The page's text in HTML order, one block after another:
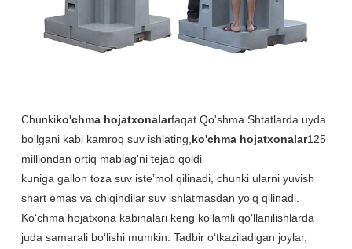
Chunkiko'chma hojatxonalarfaqat Qo'shma Shtatlarda uyda
bo'lgani kabi kamroq suv ishlating, ko'chma hojatxonalar125
milliondan ortiq mablag'ni tejab qoldi
kuniga gallon toza suv isteʼmol qilinadi, chunki ularni yuvish
shart emas va chiqindilar suv ishlatmasdan yoʻq qilinadi.
Koʻchma hojatxona kabinalari keng koʻlamli qoʻllanilishlarda
juda samarali boʻlishi mumkin. Tadbir oʻtkaziladigan joylar,